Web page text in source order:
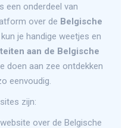
een onderdeel van
over de Belgische
je handige weetjes en
aan de Belgische
doen aan zee ontdekken
eenvoudig.
zijn:
over de Belgische